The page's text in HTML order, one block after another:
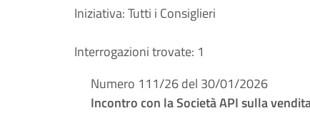
Iniziativa:Tutti i Consiglieri
Interrogazioni trovate: 1
Numero 111/26 del 30/01/2026
Incontro con la Società API sulla